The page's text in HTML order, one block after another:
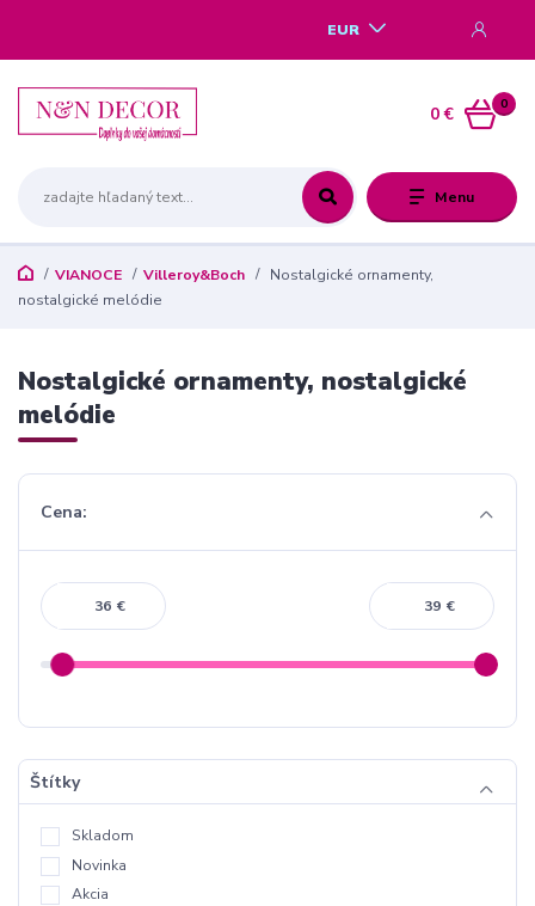
Menu
EUR
0
0 €
VIANOCE Villeroy&Boch
Nostalgické ornamenty,
nostalgické melódie
Nostalgické ornamenty, nostalgické
melódie
Cena:
€ €
Štítky
Skladom
Novinka
Akcia